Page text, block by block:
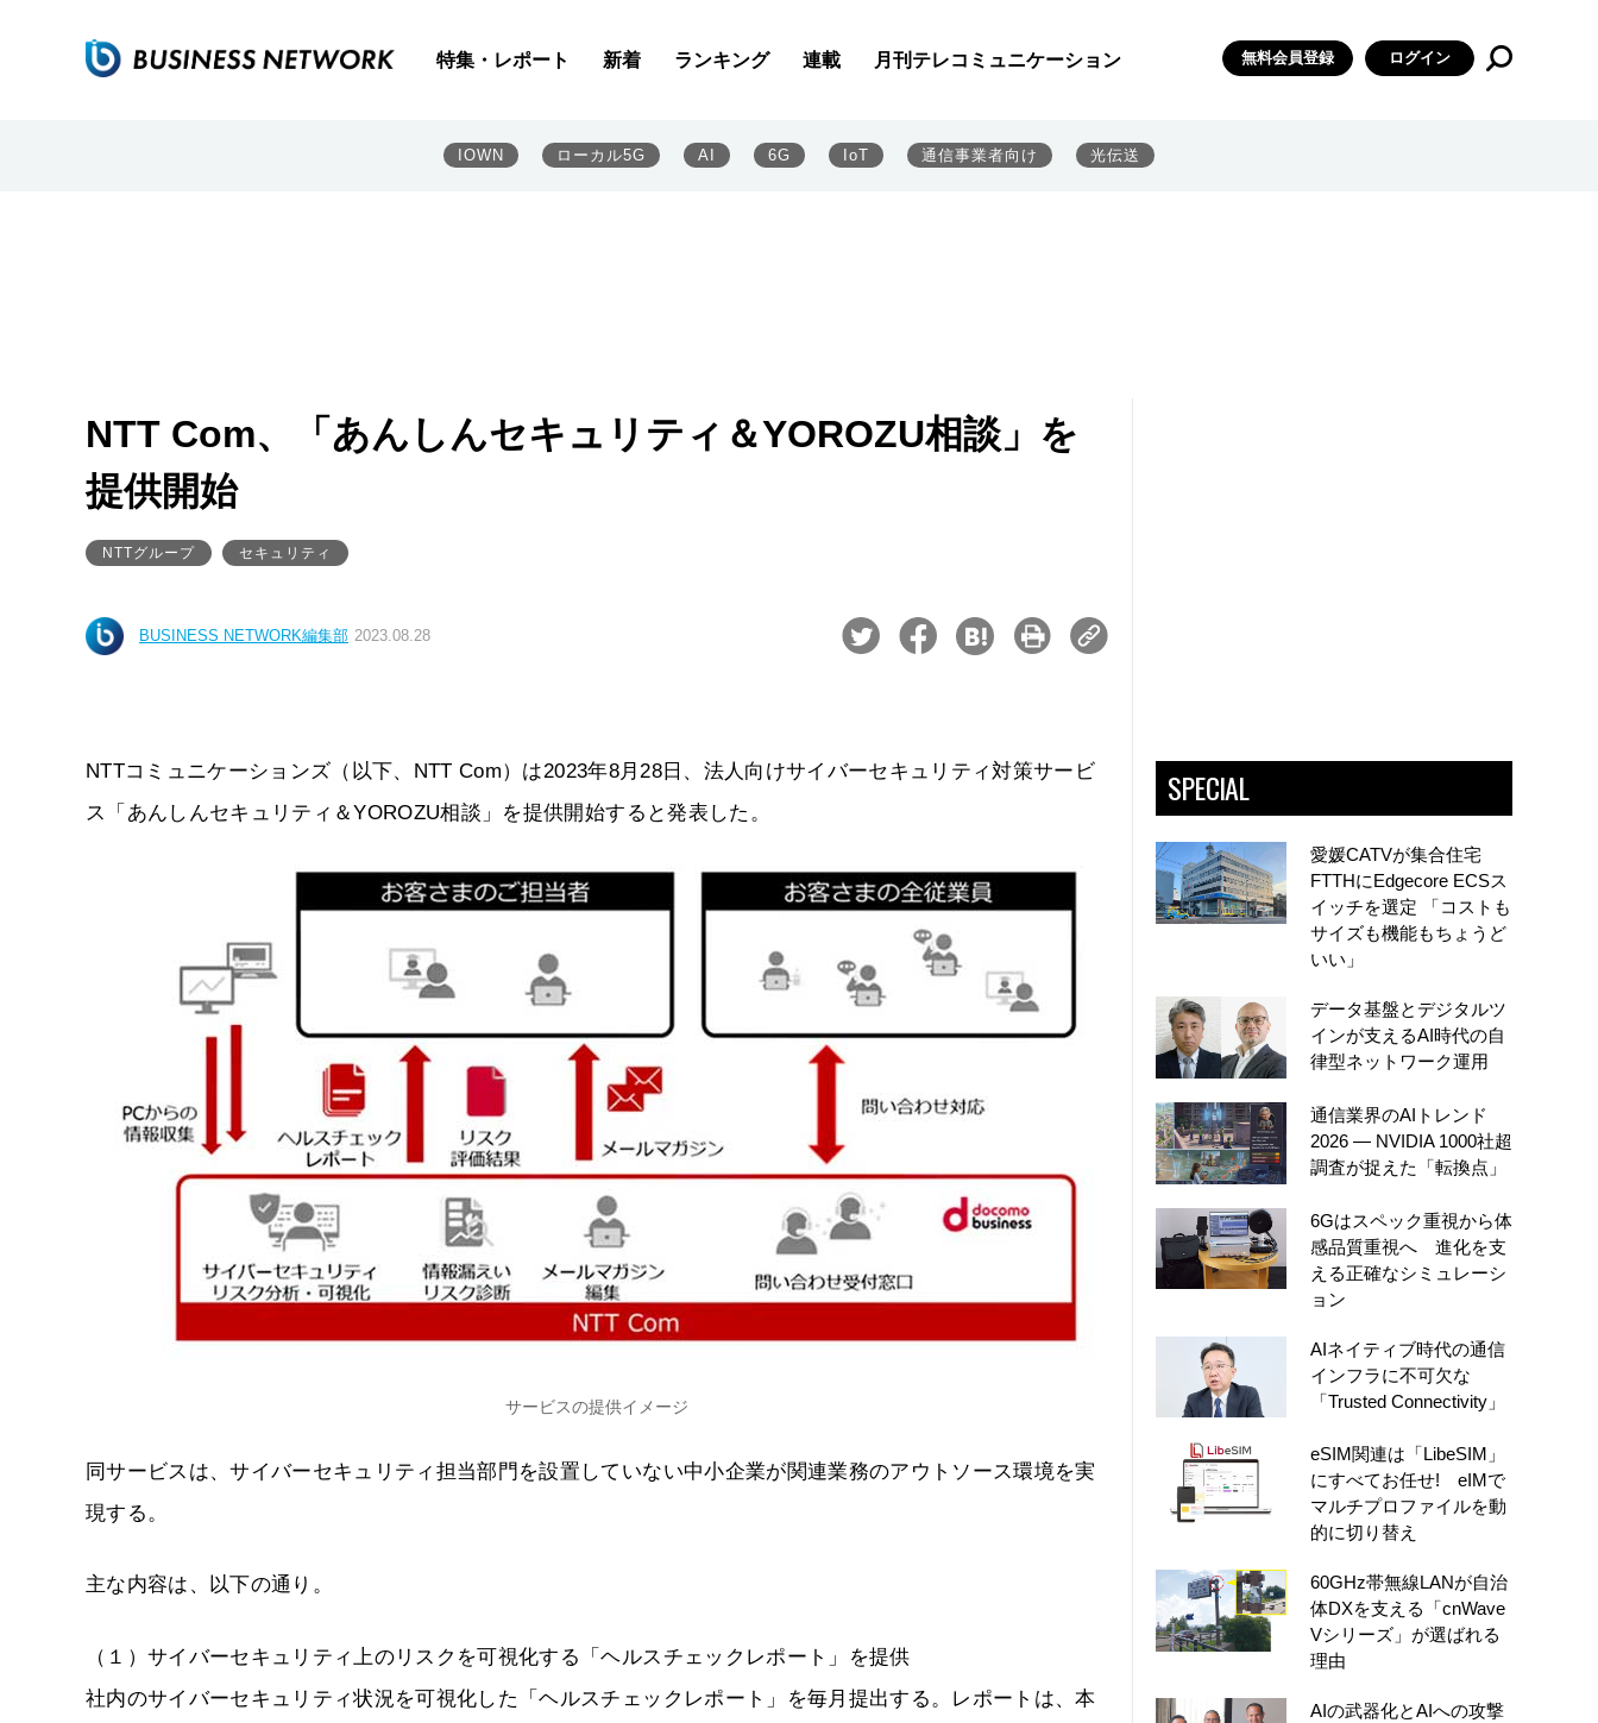
特集・レポート 新着 ランキング 連載 月刊テレコミュニケーション 無料会員登録 ログイン
IOWN ローカル5G AI 6G IoT 通信事業者向け 光伝送
NTT Com、「あんしんセキュリティ＆YOROZU相談」を
提供開始
NTTグループ セキュリティ
BUSINESS NETWORK編集部 2023.08.28
NTTコミュニケーションズ（以下、NTT Com）は2023年8月28日、法人向けサイバーセキュリティ対策サービ
ス「あんしんセキュリティ＆YOROZU相談」を提供開始すると発表した。
サービスの提供イメージ
同サービスは、サイバーセキュリティ担当部門を設置していない中小企業が関連業務のアウトソース環境を実
現する。
主な内容は、以下の通り。
（１）サイバーセキュリティ上のリスクを可視化する「ヘルスチェックレポート」を提供
社内のサイバーセキュリティ状況を可視化した「ヘルスチェックレポート」を毎月提出する。レポートは、本
SPECIAL
愛媛CATVが集合住宅
FTTHにEdgecore ECSス
イッチを選定 「コストも
サイズも機能もちょうど
いい」
データ基盤とデジタルツ
インが支えるAI時代の自
律型ネットワーク運用
通信業界のAIトレンド
2026 ― NVIDIA 1000社超
調査が捉えた「転換点」
6Gはスペック重視から体
感品質重視へ 進化を支
える正確なシミュレーシ
ョン
AIネイティブ時代の通信
インフラに不可欠な
「Trusted Connectivity」
eSIM関連は「LibeSIM」
にすべてお任せ! eIMで
マルチプロファイルを動
的に切り替え
60GHz帯無線LANが自治
体DXを支える「cnWave
Vシリーズ」が選ばれる
理由
AIの武器化とAIへの攻撃